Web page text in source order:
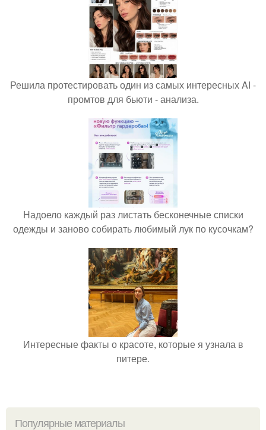
Решила протестировать один из самых интересных AI -
промтов для бьюти - анализа.
Надоело каждый раз листать бесконечные списки
одежды и заново собирать любимый лук по кусочкам?
Интересные факты о красоте, которые я узнала в
питере.
Популярные материалы